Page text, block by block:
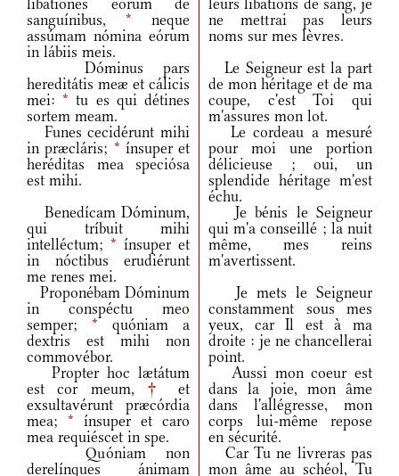
libatiónes eórum de
sanguínibus, * neque
assúmam nómina eórum
in lábiis meis.
leurs libations de sang, je
ne mettrai pas leurs
noms sur mes lèvres.
Dóminus pars
hereditátis meæ et cálicis
mei:* tu es qui détines
sortem meam.
Le Seigneur est la part
de mon héritage et de ma
coupe, c'est Toi qui
m'assures mon lot.
Funes cecidérunt mihi
in præcláris; * ínsuper et
heréditas mea speciósa
est mihi.
Le cordeau a mesuré
pour moi une portion
délicieuse ; oui, un
splendide héritage m'est
échu.
Benedícam Dóminum,
qui tríbuit mihi
intelléctum; * ínsuper et
in nóctibus erudiérunt
me renes mei.
Je bénis le Seigneur
qui m'a conseillé ; la nuit
même, mes reins
m'avertissent.
Proponébam Dóminum
in conspéctu meo
semper; * quóniam a
dextris est mihi non
commovébor.
Je mets le Seigneur
constamment sous mes
yeux, car Il est à ma
droite : je ne chancellerai
point.
Propter hoc lætátum
est cor meum, †
et
exsultavérunt præcórdia
mea; * ínsuper et caro
mea requiéscet in spe.
Aussi mon coeur est
dans la joie, mon âme
dans l'allégresse, mon
corps lui-même repose
en sécurité.
Quóniam non
derelínques ánimam
Car Tu ne livreras pas
mon âme au schéol, Tu